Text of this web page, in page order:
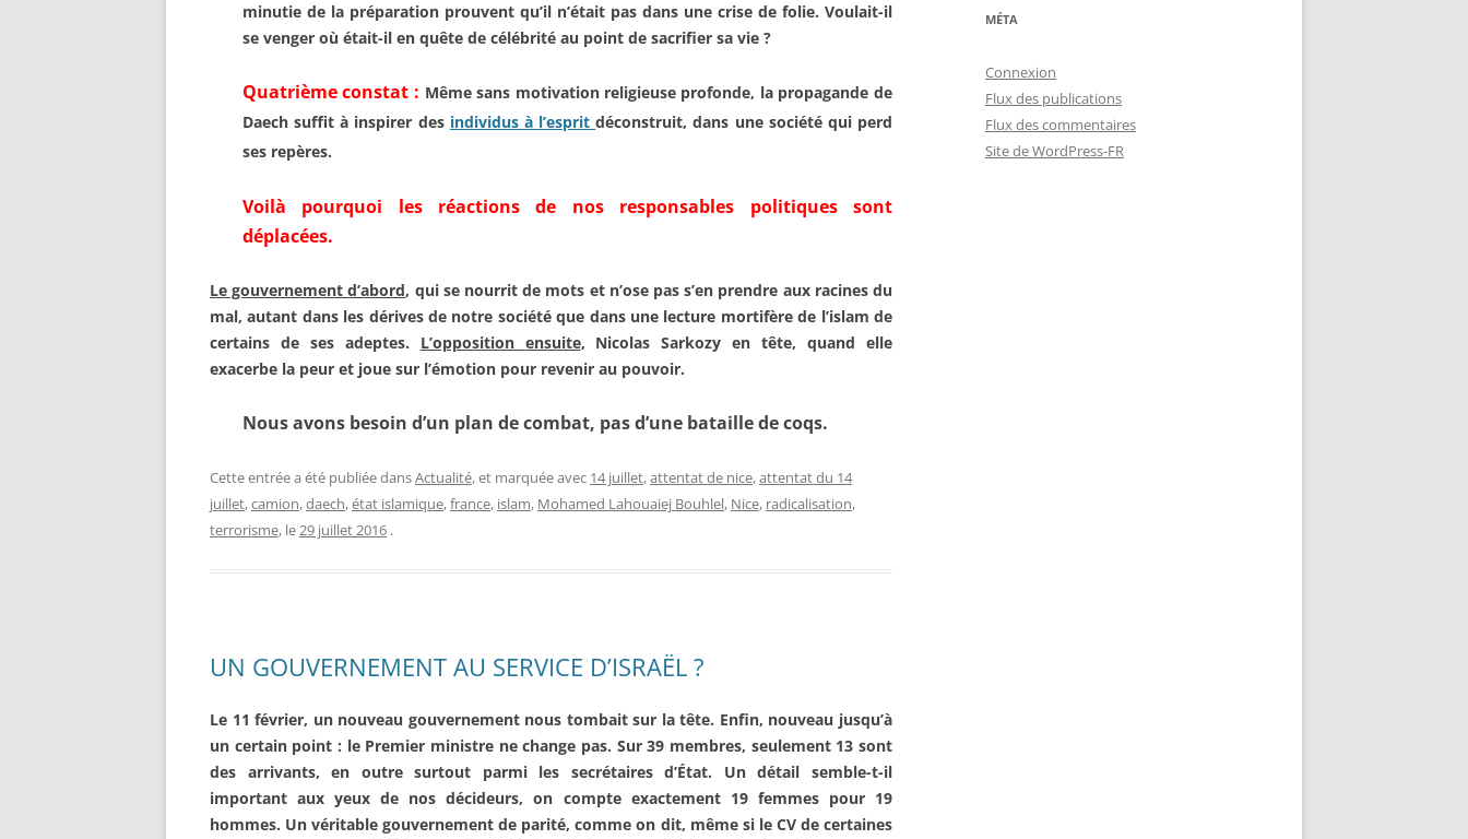
minutie de la préparation prouvent qu’il n’était pas dans une crise de folie. Voulait-il
se venger où était-il en quête de célébrité au point de sacrifier sa vie ?
Quatrième constat : Même sans motivation religieuse profonde, la propagande de
Daech suffit à inspirer des individus à l’espritdéconstruit, dans une société qui perd
ses repères.
Voilà pourquoi les réactions de nos responsables politiques sont
déplacées.
Le gouvernement d’abord, qui se nourrit de mots et n’ose pass’en prendre aux racines du
mal,autant dans les dérives de notre société que dans une lecture mortifère de l’islam de
certains de ses adeptes. L’opposition ensuite, Nicolas Sarkozy en tête,quand elle
exacerbe la peur et joue sur l’émotion pour revenir au pouvoir.
Nous avons besoin d’un plan de combat, pas d’une bataille de coqs.
Cette entrée a été publiée dansActualité, et marquée avec 14 juillet,attentat de nice,attentat du 14
juillet,camion,daech,état islamique,france, islam, Mohamed Lahouaiej Bouhlel, Nice, radicalisation,
terrorisme, le29 juillet 2016 .
UN GOUVERNEMENT AU SERVICE D’ISRAËL ?
Le 11 février, un nouveau gouvernement nous tombait sur la tête. Enfin, nouveau jusqu’à
un certain point : le Premier ministre ne change pas. Sur 39 membres, seulement 13 sont
des arrivants, en outre surtout parmi les secrétaires d’État. Un détail semble-t-il
important aux yeux de nos décideurs, on compte exactement 19 femmes pour 19
hommes. Un véritable gouvernement de parité, comme on dit, même si le CV de certaines
MÉTA
Connexion
Flux des publications
Flux des commentaires
Site de WordPress-FR